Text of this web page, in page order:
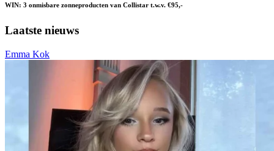
WIN: 3 onmisbare zonneproducten van Collistar t.w.v. €95,-
Laatste nieuws
Emma Kok